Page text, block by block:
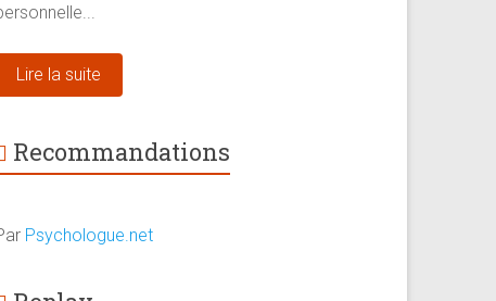
Lire la suite
Recommandations
Psychologue.net